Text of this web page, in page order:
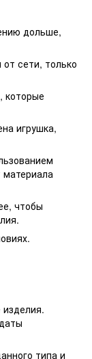
дольше,
сети, только
которые
игрушка,
материала
чтобы
изделия.
типа и